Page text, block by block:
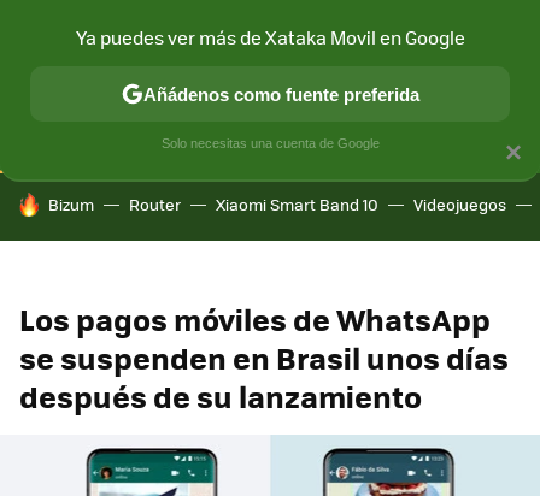
CONECTIVIDAD MÓVIL Y SOCIEDAD APLICACIONES
HOY SE HABLA DE
Bizum Router Xiaomi Smart Band 10 Videojuegos
Los pagos móviles de WhatsApp
se suspenden en Brasil unos días
después de su lanzamiento
×
Ya puedes ver más de Xataka Movil en Google
Añádenos como fuente preferida
Solo necesitas una cuenta de Google